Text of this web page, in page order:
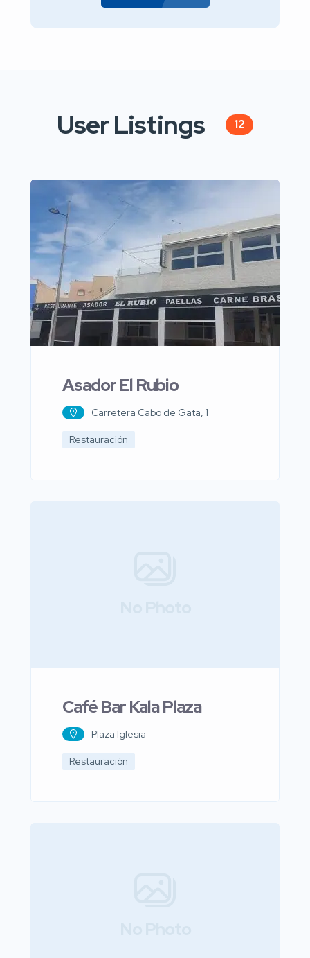
User Listings 12
Asador El Rubio
Carretera Cabo de Gata, 1
Restauración
Café Bar Kala Plaza
Plaza Iglesia
Restauración